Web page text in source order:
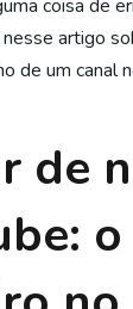
coisa de
artigo
de um canal
de